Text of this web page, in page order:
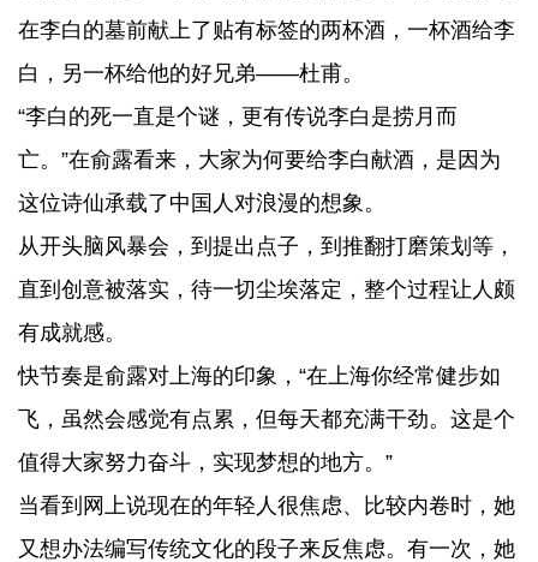
在李白的墓前献上了贴有标签的两杯酒，一杯酒给李
白，另一杯给他的好兄弟——杜甫。
“李白的死一直是个谜，更有传说李白是捞月而
亡。”在俞露看来，大家为何要给李白献酒，是因为
这位诗仙承载了中国人对浪漫的想象。
从开头脑风暴会，到提出点子，到推翻打磨策划等，
直到创意被落实，待一切尘埃落定，整个过程让人颇
有成就感。
快节奏是俞露对上海的印象，“在上海你经常健步如
飞，虽然会感觉有点累，但每天都充满干劲。这是个
值得大家努力奋斗，实现梦想的地方。”
当看到网上说现在的年轻人很焦虑、比较内卷时，她
又想办法编写传统文化的段子来反焦虑。有一次，她